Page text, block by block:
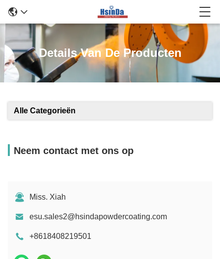
Details Van De Producten
Alle Categorieën
Neem contact met ons op
Miss. Xiah
esu.sales2@hsindapowdercoating.com
+8618408219501